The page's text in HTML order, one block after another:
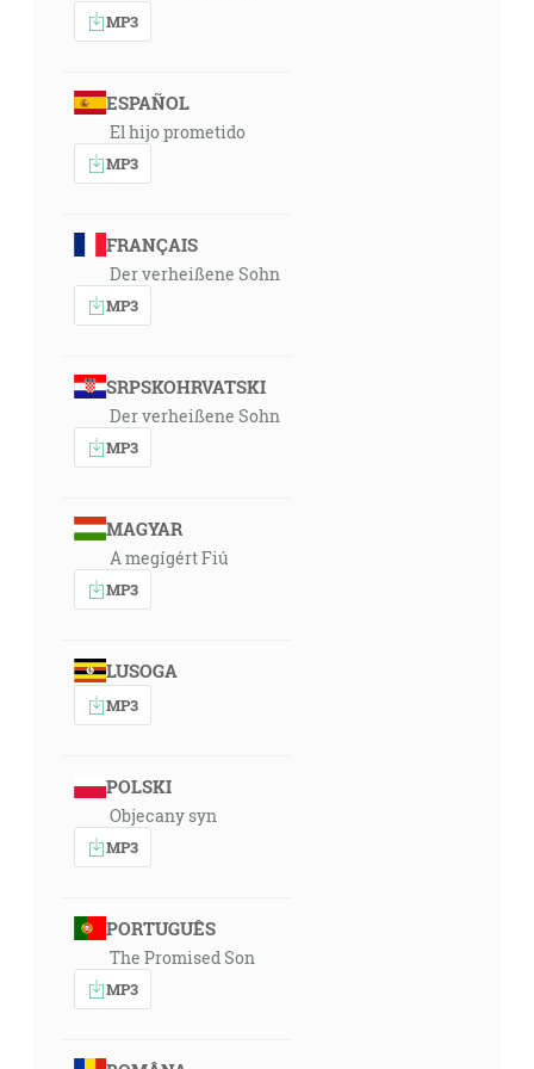
Zimrána, Jokšana, Medana, Madiana, Jišbáka a
Šuacha. A synovia Jokšanovi: Šeba a Dedán. [1Pa 1:32]
zavrel, aby som nerodila; vojdi tedy k mojej dievke, ak
by som azda od nej mala syna. A Abram poslúchol na
hlas Sáraje. [1M 16:2]
Či je azda nejaká vec nemožnou Hospodinovi? Na
určený čas zase sa navrátim k tebe podľa času života,
a Sára bude mať syna. [1M 18:14]
A bude to divoký človek; jeho ruka bude proti
všetkým a ruka všetkých proti nemu, a bude bývať
pred tvárou všetkých svojich bratov. [1M 16:12]
Vtedy vzala Sáraj, žena Abramova, Hagar, Egypťanku,
svoju dievku, po desiatich rokoch, ktoré býval Abram
v zemi Kanaáne, a dala ju Abramovi, svojmu mužovi,
14:46
A Abramovi bolo osemdesiatšesť rokov, keď mu
porodila Hagar Izmaela. [1M 16:16]
15:40
Ale Sáraj, žena Abramova, mu nerodila, a mala dievku
Egypťanku, ktorej bolo meno Hagar. A Sáraj riekla
Abramovi: Nože hľa, Hospodin ma zavrel, aby som
nej mala syna. A Abram poslúchol na hlas Sáraje.
MP3
ESPAÑOL
El hijo prometido
MP3
FRANÇAIS
Der verheißene Sohn
MP3
SRPSKOHRVATSKI
Der verheißene Sohn
MP3
MAGYAR
A megígért Fiú
MP3
LUSOGA
MP3
POLSKI
Objecany syn
MP3
PORTUGUÊS
The Promised Son
MP3